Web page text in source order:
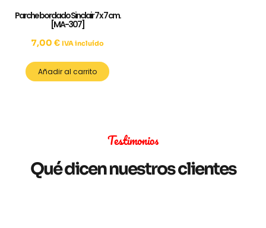
Parche bordado Sinclair 7 x 7 cm.
[MA-307]
7,00 € IVA incluído
Añadir al carrito
Testimonios
Qué dicen nuestros clientes